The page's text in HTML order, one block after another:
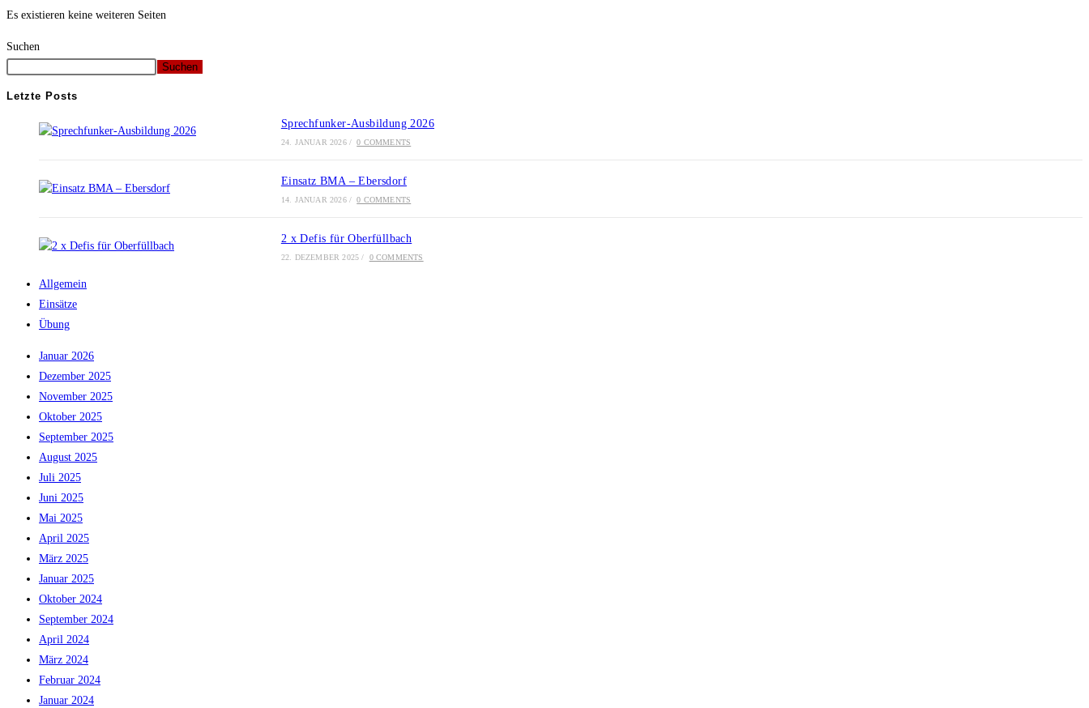
Es existieren keine weiteren Seiten
Suchen
Suchen
Letzte Posts
Sprechfunker-Ausbildung 2026
24. JANUAR 2026 / 0 COMMENTS
Einsatz BMA – Ebersdorf
14. JANUAR 2026 / 0 COMMENTS
2 x Defis für Oberfüllbach
22. DEZEMBER 2025 / 0 COMMENTS
Allgemein
Einsätze
Übung
Januar 2026
Dezember 2025
November 2025
Oktober 2025
September 2025
August 2025
Juli 2025
Juni 2025
Mai 2025
April 2025
März 2025
Januar 2025
Oktober 2024
September 2024
April 2024
März 2024
Februar 2024
Januar 2024